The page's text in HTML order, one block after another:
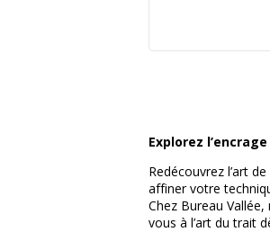
Explorez
Redécouvrez l’art
affiner votre
Chez Bureau
vous à l’art du trait